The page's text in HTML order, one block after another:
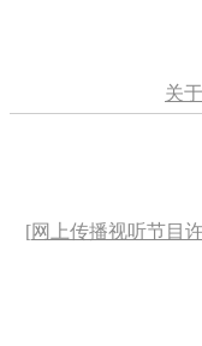
关
[网上传播视听节目